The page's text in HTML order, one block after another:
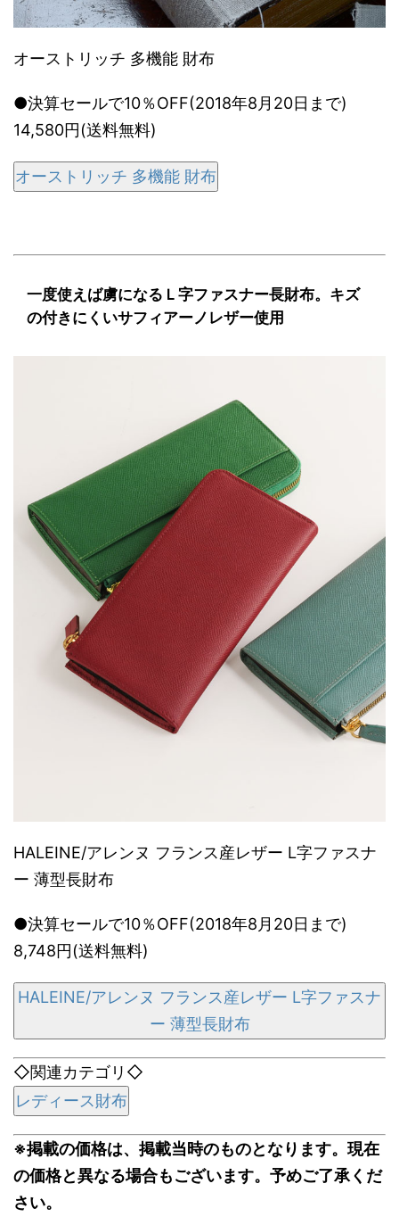
オーストリッチ 多機能 財布
●決算セールで10％OFF(2018年8月20日まで)
14,580円(送料無料)
オーストリッチ 多機能 財布
一度使えば虜になるＬ字ファスナー長財布。キズ
の付きにくいサフィアーノレザー使用
HALEINE/アレンヌ フランス産レザー L字ファスナ
ー 薄型長財布
●決算セールで10％OFF(2018年8月20日まで)
8,748円(送料無料)
HALEINE/アレンヌ フランス産レザー L字ファスナ
ー 薄型長財布
◇関連カテゴリ◇
レディース財布
※掲載の価格は、掲載当時のものとなります。現在
の価格と異なる場合もございます。予めご了承くだ
さい。